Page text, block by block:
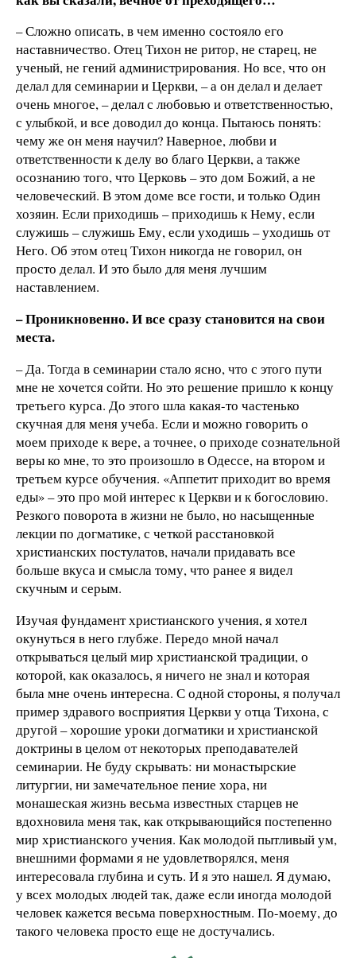
– Сложно описать, в чем именно состояло его
наставничество. Отец Тихон не ритор, не старец, не
ученый, не гений администрирования. Но все, что он
делал для семинарии и Церкви, – а он делал и делает
очень многое, – делал с любовью и ответственностью,
с улыбкой, и все доводил до конца. Пытаюсь понять:
чему же он меня научил? Наверное, любви и
ответственности к делу во благо Церкви, а также
осознанию того, что Церковь – это дом Божий, а не
человеческий. В этом доме все гости, и только Один
хозяин. Если приходишь – приходишь к Нему, если
служишь – служишь Ему, если уходишь – уходишь от
Него. Об этом отец Тихон никогда не говорил, он
просто делал. И это было для меня лучшим
наставлением.
– Проникновенно. И все сразу становится на свои
места.
– Да. Тогда в семинарии стало ясно, что с этого пути
мне не хочется сойти. Но это решение пришло к концу
третьего курса. До этого шла какая-то частенько
скучная для меня учеба. Если и можно говорить о
моем приходе к вере, а точнее, о приходе сознательной
веры ко мне, то это произошло в Одессе, на втором и
третьем курсе обучения. «Аппетит приходит во время
еды» – это про мой интерес к Церкви и к богословию.
Резкого поворота в жизни не было, но насыщенные
лекции по догматике, с четкой расстановкой
христианских постулатов, начали придавать все
больше вкуса и смысла тому, что ранее я видел
скучным и серым.
Изучая фундамент христианского учения, я хотел
окунуться в него глубже. Передо мной начал
открываться целый мир христианской традиции, о
которой, как оказалось, я ничего не знал и которая
была мне очень интересна. С одной стороны, я получал
пример здравого восприятия Церкви у отца Тихона, с
другой – хорошие уроки догматики и христианской
доктрины в целом от некоторых преподавателей
семинарии. Не буду скрывать: ни монастырские
литургии, ни замечательное пение хора, ни
монашеская жизнь весьма известных старцев не
вдохновила меня так, как открывающийся постепенно
мир христианского учения. Как молодой пытливый ум,
внешними формами я не удовлетворялся, меня
интересовала глубина и суть. И я это нашел. Я думаю,
у всех молодых людей так, даже если иногда молодой
человек кажется весьма поверхностным. По-моему, до
такого человека просто еще не достучались.